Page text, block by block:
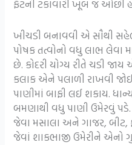
ફૅટની ટકાવારી ખૂબ જ ઓછી
ખીચડી બનાવવી એ સૌથી
પોષક તત્વોનો વધુ લાભ લેવા
છે. કોદરી યોગ્ય રીતે ચડી
કલાક એને પલાળી રાખવી
પાણીમાં બાફી લઈ શકાય.
બમણાથી વધુ પાણી ઉમેરવું
જેવા મસાલા અને ગાજર, બીટ,
જેવાં શાકભાજી ઉમેરીને એનો